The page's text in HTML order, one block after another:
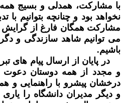
مشارکت، همدلی و بسیج همه
بود و چنانچه بتوانیم با
همگان فارغ از گرایش­
توانیم شاهد سازندگی و
پایان از ارسال پیام­ های
مجدد از همه دوستان دعوت
پیش­رو با راهنمایی و
دیگر مدیران دانشگاه را یاری